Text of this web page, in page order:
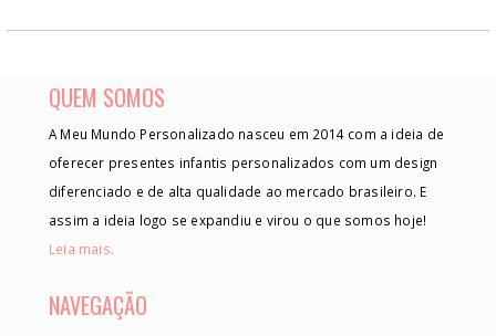
QUEM SOMOS
A Meu Mundo Personalizado nasceu em 2014 com a ideia de
oferecer presentes infantis personalizados com um design
diferenciado e de alta qualidade ao mercado brasileiro. E
assim a ideia logo se expandiu e virou o que somos hoje!
Leia mais.
NAVEGAÇÃO